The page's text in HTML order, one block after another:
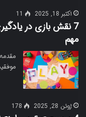
اکتبر 18, 2025 11
مهم
ژوئن 28, 2025 178